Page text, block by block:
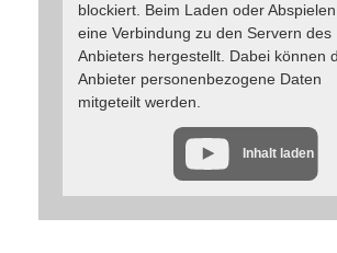
blockiert. Beim Laden oder
eine Verbindung zu den Servern des
Anbieters hergestellt. Dabei können
Anbieter personenbezogene Daten
mitgeteilt werden.
Inhalt laden